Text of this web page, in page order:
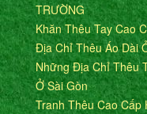
TRƯỜNG
Khăn Thêu Tay Cao
Địa Chỉ Thêu Áo Dài
Những Địa Chỉ Thêu
Ở Sài Gòn
Tranh Thêu Cao Cấp